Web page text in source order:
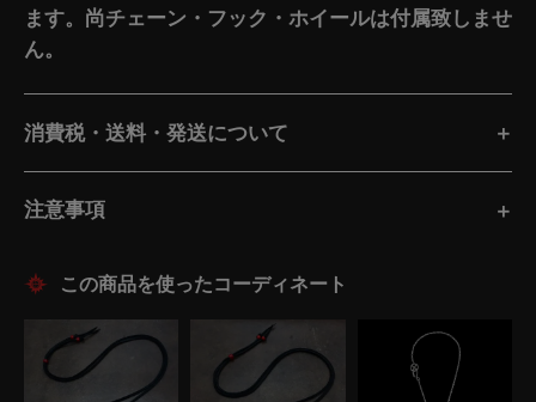
ます。尚チェーン・フック・ホイールは付属致しませ
ん。
消費税・送料・発送について
注意事項
この商品を使ったコーディネート